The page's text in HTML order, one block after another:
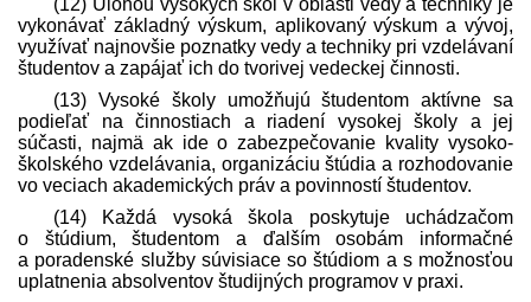
(12) Úlohou vysokých škôl v oblasti vedy a techniky je
vykonávať základný výskum, aplikovaný výskum a vývoj,
využívať najnovšie poznatky vedy a techniky pri vzdelávaní
študentov a zapájať ich do tvorivej vedeckej činnosti.
(13) Vysoké školy umožňujú študentom aktívne sa
podieľať na činnostiach a riadení vysokej školy a jej
súčasti, najmä ak ide o zabezpečovanie kvality vysoko­
školského vzdelávania, organizáciu štúdia a rozhodovanie
vo veciach akademických práv a povinností študentov.
(14) Každá vysoká škola poskytuje uchádzačom
o štúdium, študentom a ďalším osobám informačné
a poradenské služby súvisiace so štúdiom a s možnosťou
uplatnenia absolventov študijných programov v praxi.